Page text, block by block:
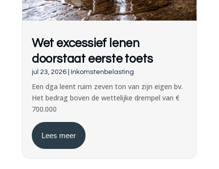
Wet excessief lenen
doorstaat eerste toets
jul 23, 2026| Inkomstenbelasting
Een dga leent ruim zeven ton van zijn eigen bv.
Het bedrag boven de wettelijke drempel van €
700.000
Lees meer